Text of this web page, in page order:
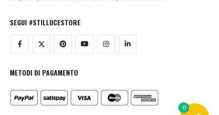
SEGUI #STILLUCESTORE
METODI DI PAGAMENTO
0